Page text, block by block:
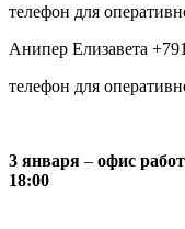
телефон для
Анипер Елизавета
телефон для
3 января – офис
18:00